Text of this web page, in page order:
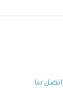
اتصل بنا